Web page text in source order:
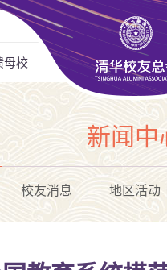
母校
新闻中
校友消息 地区活动